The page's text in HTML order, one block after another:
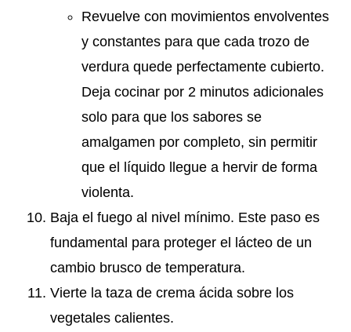
Revuelve con movimientos envolventes
y constantes para que cada trozo de
verdura quede perfectamente cubierto.
Deja cocinar por 2 minutos adicionales
solo para que los sabores se
amalgamen por completo, sin permitir
que el líquido llegue a hervir de forma
violenta.
Baja el fuego al nivel mínimo. Este paso es
fundamental para proteger el lácteo de un
cambio brusco de temperatura.
Vierte la taza de crema ácida sobre los
vegetales calientes.